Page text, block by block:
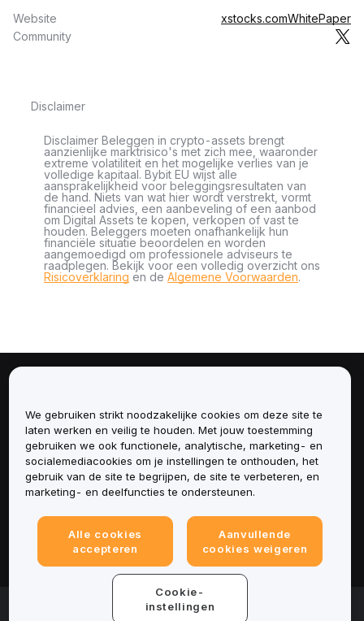
Website xstocks.comWhitePaper
Community
Disclaimer
Disclaimer Beleggen in crypto-assets brengt
aanzienlijke marktrisico's met zich mee, waaronder
extreme volatiliteit en het mogelijke verlies van je
volledige kapitaal. Bybit EU wijst alle
aansprakelijkheid voor beleggingsresultaten van
de hand. Niets van wat hier wordt verstrekt, vormt
financieel advies, een aanbeveling of een aanbod
om Digital Assets te kopen, verkopen of vast te
houden. Beleggers moeten onafhankelijk hun
financiële situatie beoordelen en worden
aangemoedigd om professionele adviseurs te
raadplegen. Bekijk voor een volledig overzicht ons
Risicoverklaring en de Algemene Voorwaarden.
Diensten
Ondersteuning
Juridisch
© 2025-2026 Bybit.eu. Alle rechten voorbehouden.
We gebruiken strikt noodzakelijke cookies om deze site te
laten werken en veilig te houden. Met jouw toestemming
gebruiken we ook functionele, analytische, marketing- en
socialemediacookies om je instellingen te onthouden, het
gebruik van de site te begrijpen, de site te verbeteren, en
marketing- en deelfuncties te ondersteunen.
Alle cookies
accepteren
Aanvullende
cookies weigeren
Cookie-
instellingen